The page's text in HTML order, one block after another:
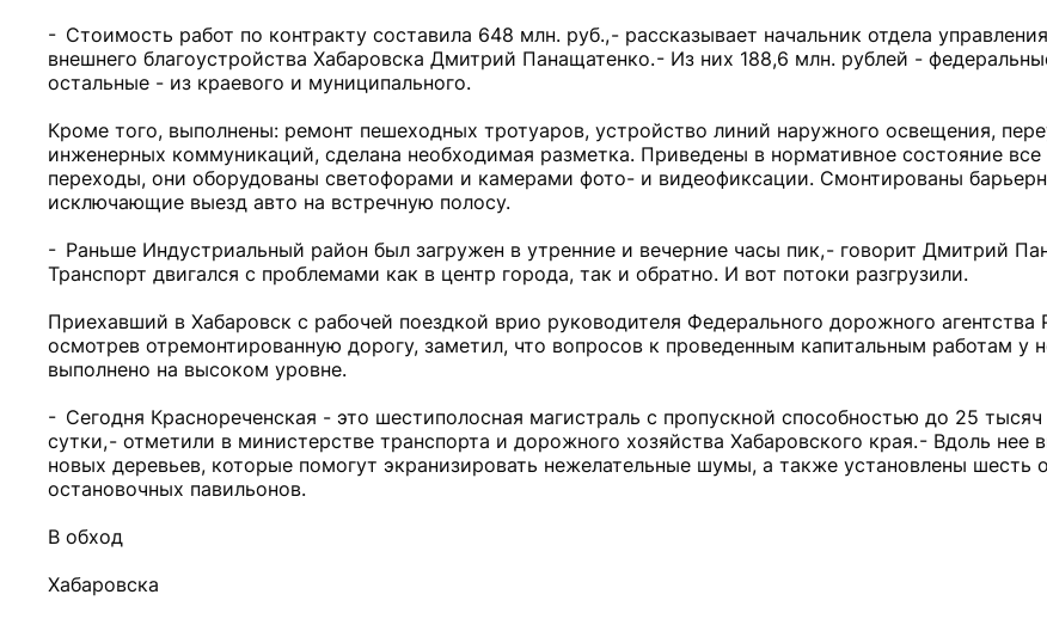
- Стоимость работ по контракту составила 648 млн. руб., - рассказывает начальник отдела
внешнего благоустройства Хабаровска Дмитрий Панащатенко. - Из них 188,6 млн. рублей -
остальные - из краевого и муниципального.
Кроме того, выполнены: ремонт пешеходных тротуаров, устройство линий наружного освещения,
инженерных коммуникаций, сделана необходимая разметка. Приведены в нормативное состояние
переходы, они оборудованы светофорами и камерами фото- и видеофиксации. Смонтированы
исключающие выезд авто на встречную полосу.
- Раньше Индустриальный район был загружен в утренние и вечерние часы пик, - говорит Дмитрий
Транспорт двигался с проблемами как в центр города, так и обратно. И вот потоки разгрузили.
Приехавший в Хабаровск с рабочей поездкой врио руководителя Федерального дорожного
осмотрев отремонтированную дорогу, заметил, что вопросов к проведенным капитальным работам у
выполнено на высоком уровне.
- Сегодня Краснореченская - это шестиполосная магистраль с пропускной способностью до 25
сутки, - отметили в министерстве транспорта и дорожного хозяйства Хабаровского края. - Вдоль нее
новых деревьев, которые помогут экранизировать нежелательные шумы, а также установлены шесть
остановочных павильонов.
В обход
Хабаровска